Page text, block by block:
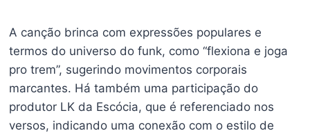
A canção brinca com expressões populares e
termos do universo do funk, como “flexiona e joga
pro trem”, sugerindo movimentos corporais
marcantes. Há também uma participação do
produtor LK da Escócia, que é referenciado nos
versos, indicando uma conexão com o estilo de